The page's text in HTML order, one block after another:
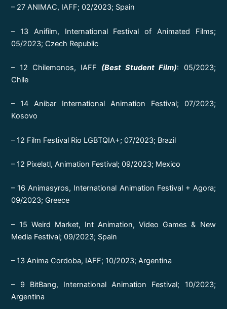
– 27 ANIMAC, IAFF; 02/2023; Spain
– 13 Anifilm, International Festival of Animated Films;
05/2023; Czech Republic
– 12 Chilemonos, IAFF (Best Student Film): 05/2023;
Chile
– 14 Anibar International Animation Festival; 07/2023;
Kosovo
– 12 Film Festival Rio LGBTQIA+; 07/2023; Brazil
– 12 Pixelatl, Animation Festival; 09/2023; Mexico
– 16 Animasyros, International Animation Festival + Agora;
09/2023; Greece
– 15 Weird Market, Int Animation, Video Games & New
Media Festival; 09/2023; Spain
– 13 Anima Cordoba, IAFF; 10/2023; Argentina
– 9 BitBang, International Animation Festival; 10/2023;
Argentina